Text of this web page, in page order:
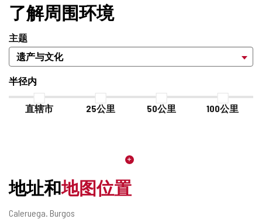
了解周围环境
主题
半径内
直辖市 25公里 50公里 100公里
地址和地图位置
邮
Caleruega. Burgos